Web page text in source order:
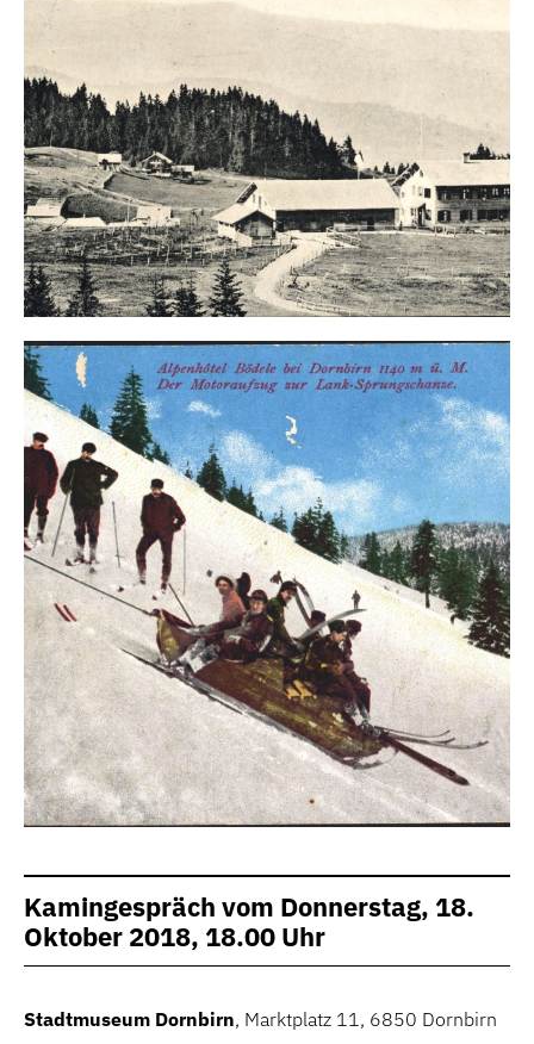
Kamingespräch vom Donnerstag, 18.
Oktober 2018, 18.00 Uhr
Stadtmuseum Dornbirn, Marktplatz 11, 6850 Dornbirn